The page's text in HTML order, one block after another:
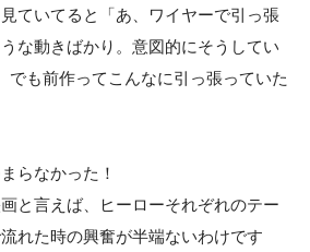
ていてると「あ、ワイヤーで引っ張
な動きばかり。意図的にそうしてい
も前作ってこんなに引っ張っていた
らなかった！
と言えば、ヒーローそれぞれのテー
れた時の興奮が半端ないわけです